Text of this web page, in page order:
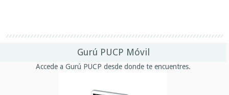
Gurú PUCP Móvil
Accede a Gurú PUCP desde donde te encuentres.